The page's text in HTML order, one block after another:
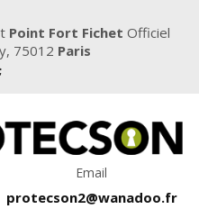
Point Fort Fichet Officiel
75012 Paris
Email
protecson2@wanadoo.fr